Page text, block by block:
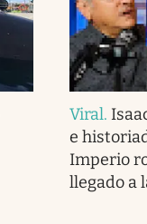
Viral.
e
Imperio
llegado a